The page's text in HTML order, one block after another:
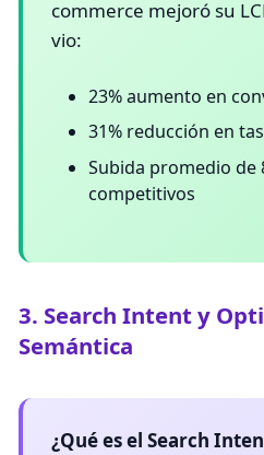
commerce mejoró su
vio:
23% aumento en
31% reducción en
Subida promedio de
competitivos
3. Search Intent y
Semántica
¿Qué es el Search